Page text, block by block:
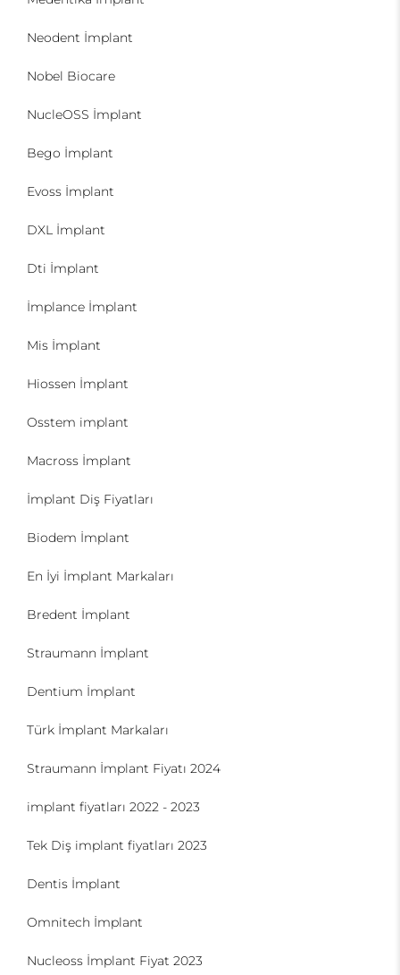
Neodent İmplant
Nobel Biocare
NucleOSS İmplant
Bego İmplant
Evoss İmplant
DXL İmplant
Dti İmplant
İmplance İmplant
Mis İmplant
Hiossen İmplant
Osstem implant
Macross İmplant
İmplant Diş Fiyatları
Biodem İmplant
En İyi İmplant Markaları
Bredent İmplant
Straumann İmplant
Dentium İmplant
Türk İmplant Markaları
Straumann İmplant Fiyatı 2024
implant fiyatları 2022 - 2023
Tek Diş implant fiyatları 2023
Dentis İmplant
Omnitech İmplant
Nucleoss İmplant Fiyat 2023